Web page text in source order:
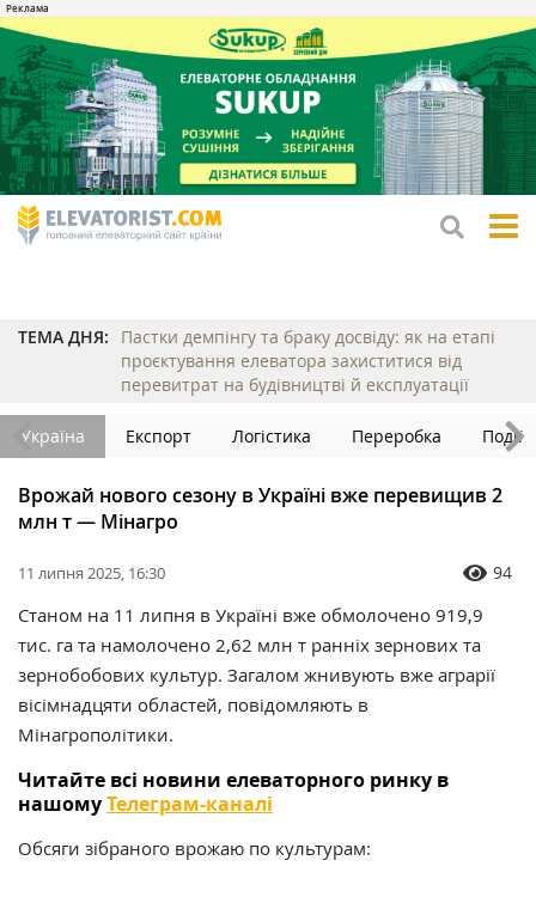
ТЕМА ДНЯ:
Пастки демпінгу та браку досвіду: як на етапі
проєктування елеватора захиститися від
перевитрат на будівництві й експлуатації
Україна Експорт Логістика Переробка Події
Врожай нового сезону в Україні вже перевищив 2
млн т — Мінагро
11 липня 2025, 16:30 94
Станом на 11 липня в Україні вже обмолочено 919,9
тис. га та намолочено 2,62 млн т ранніх зернових та
зернобобових культур. Загалом жнивують вже аграрії
вісімнадцяти областей, повідомляють в
Мінагрополітики.
Читайте всі новини елеваторного ринку в
нашомуТелеграм-каналі
Обсяги зібраного врожаю по культурам: